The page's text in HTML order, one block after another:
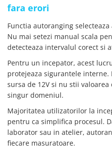
Module Electronice
Senzori Electronici
Componente Electronice
Gadgets
Electrice
Acumulatori
Baterii
Distributie Comutatie si
fara erori
Functia autoranging
Nu mai setezi manual scala
detecteaza intervalul corect si
Pentru un incepator, acest
protejeaza sigurantele interne.
sursa de 12V si nu stii
singur domeniul.
Majoritatea utilizatorilor la
pentru ca simplifica procesul.
laborator sau in atelier,
fiecare masuratoare.